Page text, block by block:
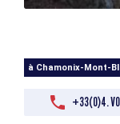
à Chamonix-Mont-
+33(0)4.